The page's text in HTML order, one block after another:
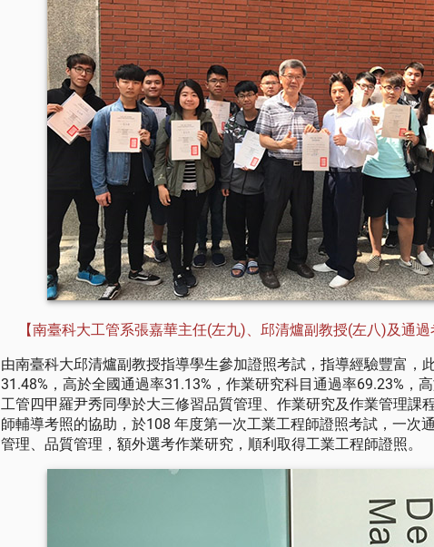
【南臺科大工管系張嘉華主任(左九)、邱清爐副教授(左八)及通過
由南臺科大邱清爐副教授指導學生參加證照考試，指導經驗豐富，
31.48%，高於全國通過率31.13%，作業研究科目通過率69.23%，高
工管四甲羅尹秀同學於大三修習品質管理、作業研究及作業管理課
師輔導考照的協助，於108 年度第一次工業工程師證照考試，一次
管理、品質管理，額外選考作業研究，順利取得工業工程師證照。